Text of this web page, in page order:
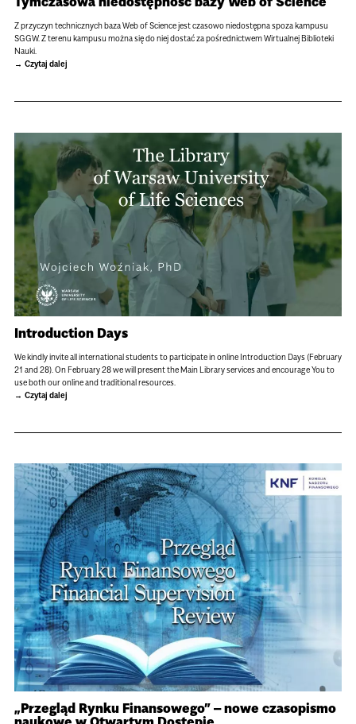
Z przyczyn technicznych baza Web of Science jest czasowo niedostępna spoza kampusu
SGGW. Z terenu kampusu można się do niej dostać za pośrednictwem Wirtualnej Biblioteki
Nauki.
Czytaj dalej
Introduction Days
We kindly invite all international students to participate in online Introduction Days (February
21 and 28). On February 28 we will present the Main Library services and encourage You to
use both our online and traditional resources.
Czytaj dalej
„Przegląd Rynku Finansowego” – nowe czasopismo